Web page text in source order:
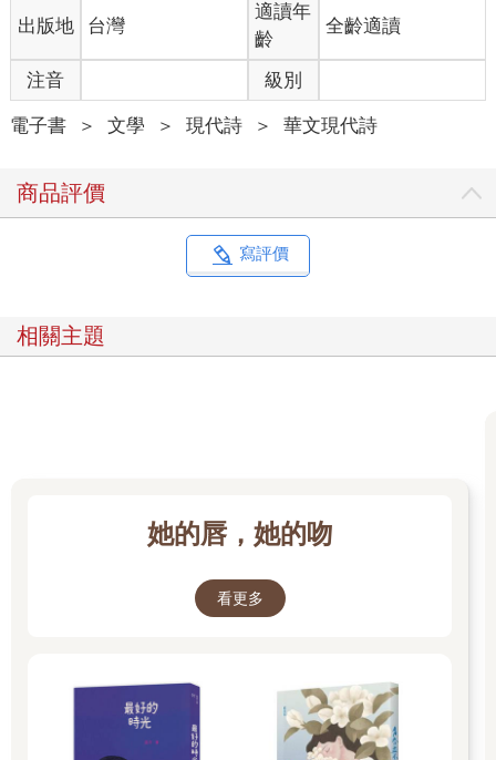
情慾在心口 濃烈的愛
〈無盡閃亮的哀愁〉
在樹蔭下安靜的相連
黑色
所有圓圈都會慢慢變不見
穿越時空之中滿天繁星晶瑩的眼淚
那是友情的荒廢
那是愛人的絕對
如果我看到一個破碎堅固的防備
出版地 台灣
適讀年
齡
全齡適讀
注音 級別
電子書 ＞ 文學 ＞ 現代詩 ＞ 華文現代詩
商品評價
寫評價
相關主題
她的唇，她的吻
看更多